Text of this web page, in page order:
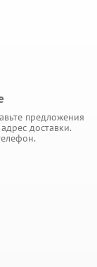
предложения
доставки.